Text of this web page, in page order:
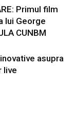
Primul film
lui George
CUNBM
asupra
live